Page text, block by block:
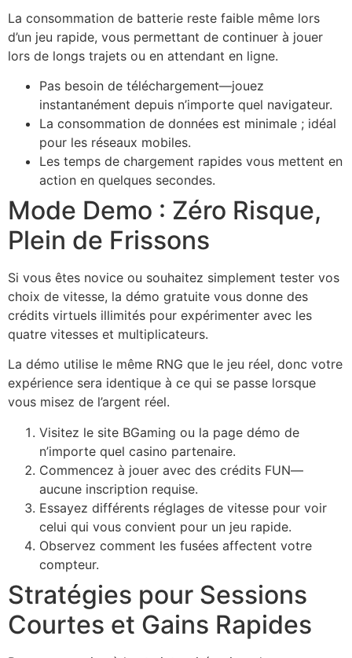
La consommation de batterie reste faible même lors
d’un jeu rapide, vous permettant de continuer à jouer
lors de longs trajets ou en attendant en ligne.
Pas besoin de téléchargement—jouez
instantanément depuis n’importe quel navigateur.
La consommation de données est minimale ; idéal
pour les réseaux mobiles.
Les temps de chargement rapides vous mettent en
action en quelques secondes.
Mode Demo : Zéro Risque,
Plein de Frissons
Si vous êtes novice ou souhaitez simplement tester vos
choix de vitesse, la démo gratuite vous donne des
crédits virtuels illimités pour expérimenter avec les
quatre vitesses et multiplicateurs.
La démo utilise le même RNG que le jeu réel, donc votre
expérience sera identique à ce qui se passe lorsque
vous misez de l’argent réel.
Visitez le site BGaming ou la page démo de
n’importe quel casino partenaire.
Commencez à jouer avec des crédits FUN—
aucune inscription requise.
Essayez différents réglages de vitesse pour voir
celui qui vous convient pour un jeu rapide.
Observez comment les fusées affectent votre
compteur.
Stratégies pour Sessions
Courtes et Gains Rapides